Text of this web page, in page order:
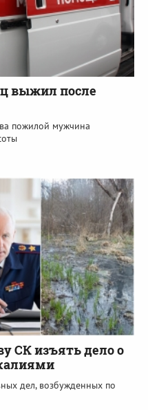
выжил после
пожилой мужчина
СК изъять дело о
дел, возбужденных по